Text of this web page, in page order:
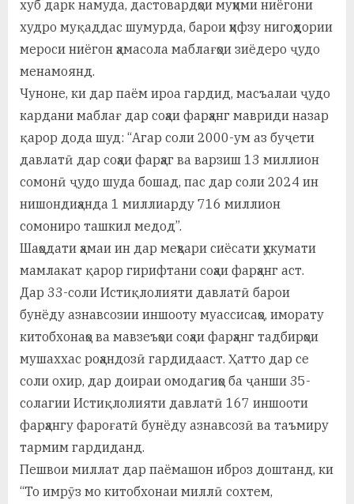
хуб дарк намуда, дастовардҳои муҳими ниёгони
худро муқаддас шумурда, барои ҳифзу нигоҳдории
мероси ниёгон ҳамасола маблағҳои зиёдеро ҷудо
менамоянд.
Чуноне, ки дар паём ироа гардид, масъалаи ҷудо
кардани маблағ дар соҳаи фарҳанг мавриди назар
қарор дода шуд: “Агар соли 2000-ум аз буҷети
давлатӣ дар соҳаи фарҳаг ва варзиш 13 миллион
сомонӣ ҷудо шуда бошад, пас дар соли 2024 ин
нишондиҳанда 1 миллиарду 716 миллион
сомониро ташкил медод”.
Шаҳодати ҳамаи ин дар меҳвари сиёсати ҳукумати
мамлакат қарор гирифтани соҳаи фарҳанг аст.
Дар 33-соли Истиқлолияти давлатӣ барои
бунёду азнавсозии иншооту муассисаҳо, иморату
китобхонаҳо ва мавзеъҳои соҳаи фарҳанг тадбирҳои
мушаххас роҳандозӣ гардидааст. Ҳатто дар се
соли охир, дар доираи омодагиҳо ба ҷанши 35-
солагии Истиқлолияти давлатӣ 167 иншооти
фарҳангу фароғатӣ бунёду азнавсозӣ ва таъмиру
тармим гардиданд.
Пешвои миллат дар паёмашон иброз доштанд, ки
“То имрӯз мо китобхонаи миллӣ сохтем,